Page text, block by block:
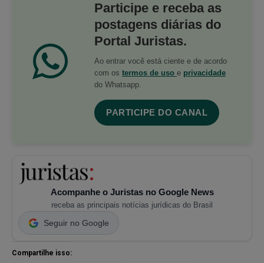
Participe e receba as
postagens diárias do
Portal Juristas.
Ao entrar você está ciente e de acordo
com os termos de uso e privacidade
do Whatsapp.
PARTICIPE DO CANAL
Acompanhe o Juristas no Google News
receba as principais notícias jurídicas do Brasil
Seguir no Google
Compartilhe isso: